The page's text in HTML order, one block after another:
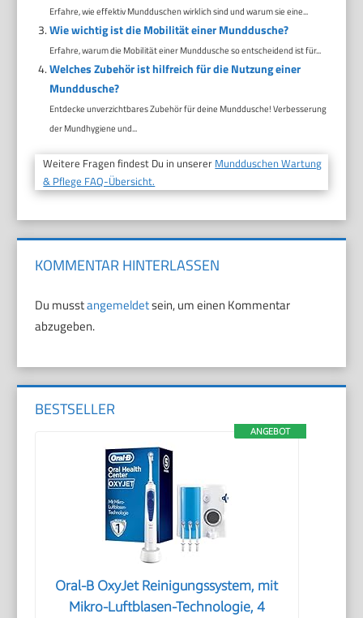
Erfahre, wie effektiv Mundduschen wirklich sind und warum sie eine...
Wie wichtig ist die Mobilität einer Munddusche?
Erfahre, warum die Mobilität einer Munddusche so entscheidend ist für...
Welches Zubehör ist hilfreich für die Nutzung einer
Munddusche?
Entdecke unverzichtbares Zubehör für deine Munddusche! Verbesserung
der Mundhygiene und...
Weitere Fragen findest Du in unserer Mundduschen Wartung
& Pflege FAQ-Übersicht.
KOMMENTAR HINTERLASSEN
Du musstangemeldetsein, um einen Kommentar
abzugeben.
BESTSELLER
ANGEBOT
Oral-B OxyJet Reinigungssystem, mit
Mikro-Luftblasen-Technologie, 4